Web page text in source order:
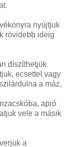
nyújtjuk
rövidebb ideig
díszíthetjük
ecsettel vagy
a máz,
apró
vele a másik
a